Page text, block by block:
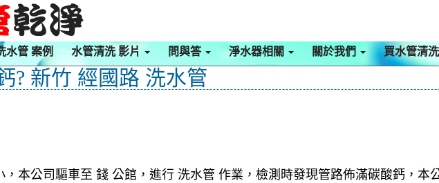
水管 案例 水管清洗 影片 問與答 淨水器相關 關於我們 買水管清
? 新竹 經國路 洗水管
本公司驅車至 錢 公館，進行 洗水管 作業，檢測時發現管路佈滿碳酸鈣，